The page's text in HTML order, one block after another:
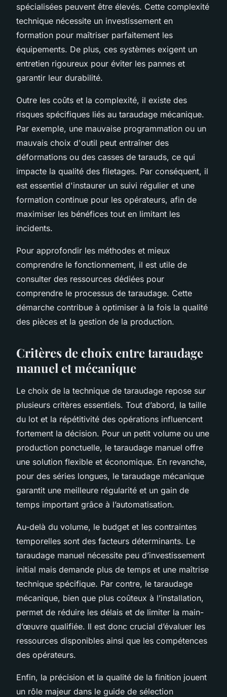
spécialisées peuvent être élevés. Cette complexité
technique nécessite un investissement en
formation pour maîtriser parfaitement les
équipements. De plus, ces systèmes exigent un
entretien rigoureux pour éviter les pannes et
garantir leur durabilité.
Outre les coûts et la complexité, il existe des
risques spécifiques liés au taraudage mécanique.
Par exemple, une mauvaise programmation ou un
mauvais choix d'outil peut entraîner des
déformations ou des casses de tarauds, ce qui
impacte la qualité des filetages. Par conséquent, il
est essentiel d'instaurer un suivi régulier et une
formation continue pour les opérateurs, afin de
maximiser les bénéfices tout en limitant les
incidents.
Pour approfondir les méthodes et mieux
comprendre le fonctionnement, il est utile de
consulter des ressources dédiées pour
comprendre le processus de taraudage. Cette
démarche contribue à optimiser à la fois la qualité
des pièces et la gestion de la production.
Critères de choix entre taraudage
manuel et mécanique
Le choix de la technique de taraudage repose sur
plusieurs critères essentiels. Tout d’abord, la taille
du lot et la répétitivité des opérations influencent
fortement la décision. Pour un petit volume ou une
production ponctuelle, le taraudage manuel offre
une solution flexible et économique. En revanche,
pour des séries longues, le taraudage mécanique
garantit une meilleure régularité et un gain de
temps important grâce à l’automatisation.
Au-delà du volume, le budget et les contraintes
temporelles sont des facteurs déterminants. Le
taraudage manuel nécessite peu d’investissement
initial mais demande plus de temps et une maîtrise
technique spécifique. Par contre, le taraudage
mécanique, bien que plus coûteux à l’installation,
permet de réduire les délais et de limiter la main-
d’œuvre qualifiée. Il est donc crucial d’évaluer les
ressources disponibles ainsi que les compétences
des opérateurs.
Enfin, la précision et la qualité de la finition jouent
un rôle majeur dans le guide de sélection